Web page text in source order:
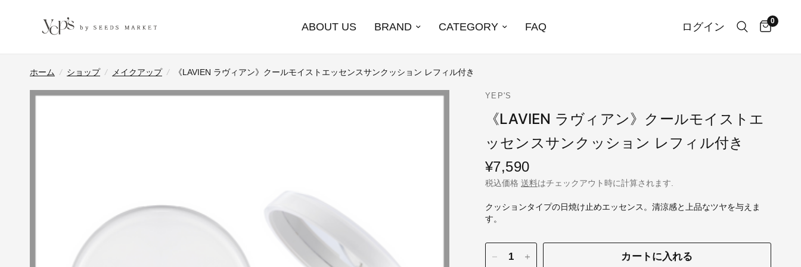
ABOUT US BRAND CATEGORY FAQ ログイン 0
ホーム / ショップ / メイクアップ / 《LAVIEN ラヴィアン》クールモイストエッセンスサンクッション レフィル付き
YEP'S
《LAVIEN ラヴィアン》クールモイストエ
ッセンスサンクッション レフィル付き
¥7,590
税込価格 送料はチェックアウト時に計算されます.
クッションタイプの日焼け止めエッセンス。清涼感と上品なツヤを与えま
す。
カートに入れる